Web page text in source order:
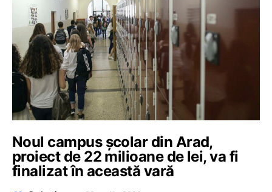
Noul campus şcolar din Arad,
proiect de 22 milioane de lei, va fi
finalizat în această vară